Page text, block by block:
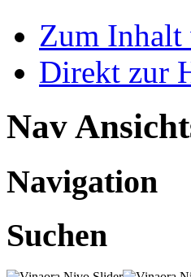
Zum Inhalt
Direkt zur
Nav
Navigation
Suchen